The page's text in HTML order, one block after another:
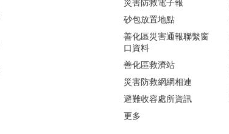
災害防救電子報
砂包放置地點
善化區災害通報聯繫窗
口資料
善化區救濟站
災害防救網網相連
避難收容處所資訊
更多